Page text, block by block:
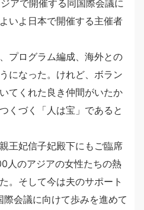
アで開催する同国際会議に
いよ日本で開催する主催者
プログラム編成、海外との
になった。けれど、ボラン
てくれた良き仲間がいたか
くづく「人は宝」であると
王妃信子妃殿下にもご臨席
人のアジアの女性たちの熱
。そして今は夫のサポート
会議に向けて歩みを進めて